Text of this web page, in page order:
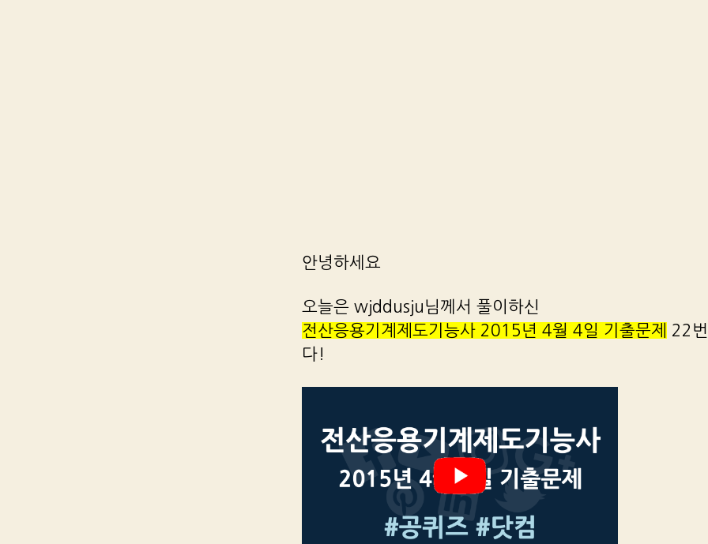
안녕하세요
오늘은 wjddusju님께서 풀이하신
전산응용기계제도기능사 2015년 4월 4일 기출문제
22
다!